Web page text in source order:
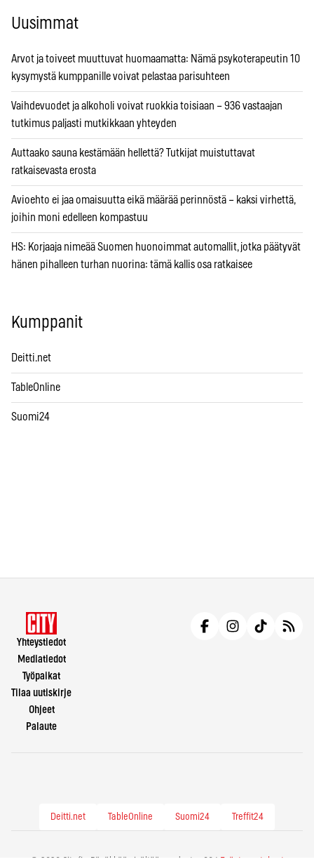
Uusimmat
Arvot ja toiveet muuttuvat huomaamatta: Nämä psykoterapeutin 10
kysymystä kumppanille voivat pelastaa parisuhteen
Vaihdevuodet ja alkoholi voivat ruokkia toisiaan – 936 vastaajan
tutkimus paljasti mutkikkaan yhteyden
Auttaako sauna kestämään hellettä? Tutkijat muistuttavat
ratkaisevasta erosta
Avioehto ei jaa omaisuutta eikä määrää perinnöstä – kaksi virhettä,
joihin moni edelleen kompastuu
HS: Korjaaja nimeää Suomen huonoimmat automallit, jotka päätyvät
hänen pihalleen turhan nuorina: tämä kallis osa ratkaisee
Kumppanit
Deitti.net
TableOnline
Suomi24
Yhteystiedot
Mediatiedot
Työpaikat
Tilaa uutiskirje
Ohjeet
Palaute
Deitti.net TableOnline Suomi24 Treffit24